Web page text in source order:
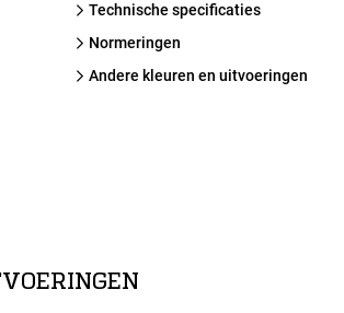
5 cm) // getest op schadelijke stoffen
(0910058/Centexbel)
technische specificaties
normeringen
Andere kleuren en uitvoeringen